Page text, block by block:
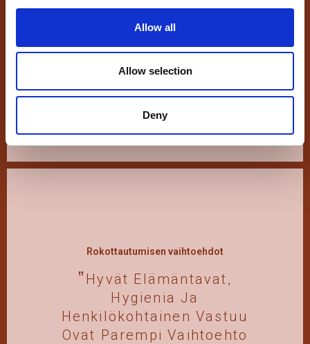
Allow all
Allow selection
Deny
Luonnollisen Kierron
Mukaisesti
Rokottautumisen vaihtoehdot
Hyvät Elämäntavat,
Hygienia Ja
Henkilökohtainen Vastuu
Ovat Parempi Vaihtoehto